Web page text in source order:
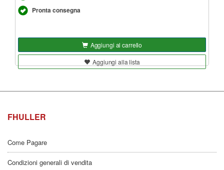
Pronta consegna
Aggiungi al carrello
Aggiungi alla lista
FHULLER
Come Pagare
Condizioni generali di vendita